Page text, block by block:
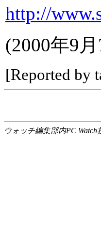
http://
(2000年9
[Reported by
ウォッチ編集部内PC Watch